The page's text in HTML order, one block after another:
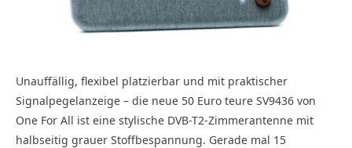
Unauffällig, flexibel platzierbar und mit praktischer
Signalpegelanzeige – die neue 50 Euro teure SV9436 von
One For All ist eine stylische DVB-T2-Zimmerantenne mit
halbseitig grauer Stoffbespannung. Gerade mal 15